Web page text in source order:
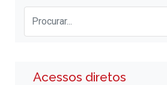
Acessos diretos